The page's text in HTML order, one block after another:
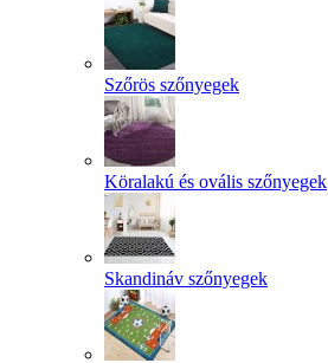
Szőrös szőnyegek
Köralakú és ovális szőnyegek
Skandináv szőnyegek